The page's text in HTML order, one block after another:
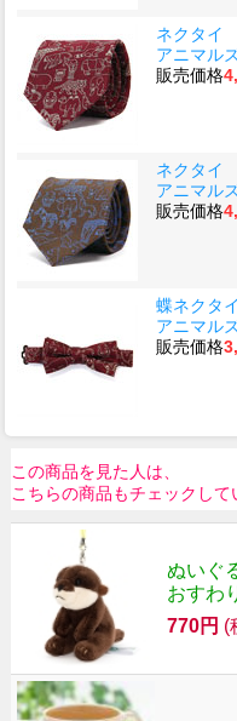
ネクタイ
アニマル
販売価格
ネクタイ
アニマル
販売価格
蝶ネクタイ
アニマル
販売価格
この商品を見た人は、
こちらの商品もチェックして
ぬいぐ
おすわ
770円 (